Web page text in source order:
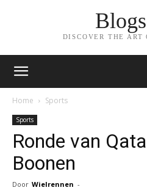
DISCOVER THE ART
Home Sports
Sports
Ronde van
Boonen
Door Wielrennen -